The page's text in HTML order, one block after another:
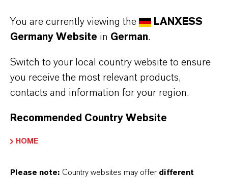
PRESSEINFORMATIONEN
LANXESS stellt erstmals Portfolio
auf der CHEMUK aus
You are currently viewing the
LANXESS
Germany Website in German.
Switch to your local country website to ensure
you receive the most relevant products,
contacts and information for your region.
Recommended Country Website
HOME
Please note: Country websites may offer different